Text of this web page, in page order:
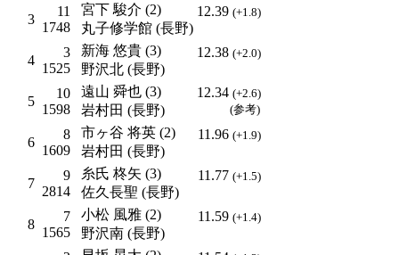
3
11
1748
宮下 駿介 (2)
丸子修学館 (長野)
12.39 (+1.8)
4
3
1525
新海 悠貴 (3)
野沢北 (長野)
12.38 (+2.0)
5
10
1598
遠山 舜也 (3)
岩村田 (長野)
12.34 (+2.6)
(参考)
6
8
1609
市ヶ谷 将英 (2)
岩村田 (長野)
11.96 (+1.9)
7
9
2814
糸氏 柊矢 (3)
佐久長聖 (長野)
11.77 (+1.5)
8
7
1565
小松 風雅 (2)
野沢南 (長野)
11.59 (+1.4)